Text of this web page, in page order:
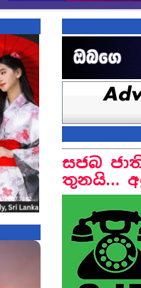
සජබ
තුනයි…